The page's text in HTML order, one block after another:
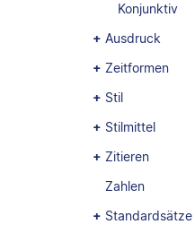
Konjunktiv
Ausdruck
Zeitformen
Stil
Stilmittel
Zitieren
Zahlen
Standardsätze